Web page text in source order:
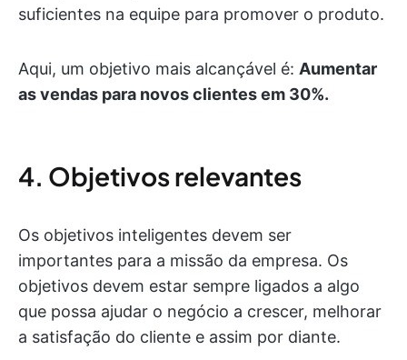
suficientes na equipe para promover o produto.
Aqui, um objetivo mais alcançável é: Aumentar
as vendas para novos clientes em 30%.
4. Objetivos relevantes
Os objetivos inteligentes devem ser
importantes para a missão da empresa. Os
objetivos devem estar sempre ligados a algo
que possa ajudar o negócio a crescer, melhorar
a satisfação do cliente e assim por diante.